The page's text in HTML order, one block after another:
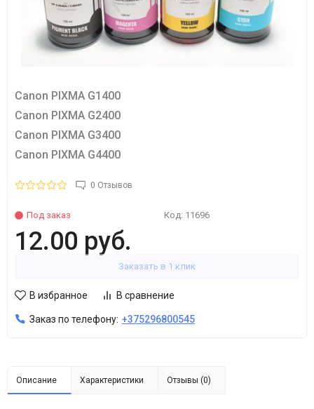
Canon PIXMA G1400
Canon PIXMA G2400
Canon PIXMA G3400
Canon PIXMA G4400
0 Отзывов
Под заказ Код: 11696
12.00 руб.
Заказать в 1 клик
В избранное В сравнение
Заказ по телефону: +375296800545
Описание Характеристики Отзывы (0)